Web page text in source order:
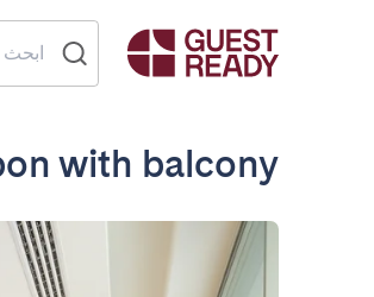
with balcony